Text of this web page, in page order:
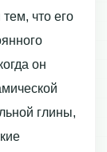
что его
он
глины,